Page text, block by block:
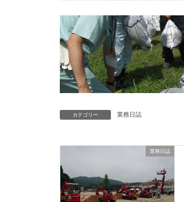
カテゴリー 業務日誌
業務日誌